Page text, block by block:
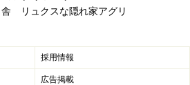
舎 リュクスな隠れ家アグリ
採用情報
広告掲載